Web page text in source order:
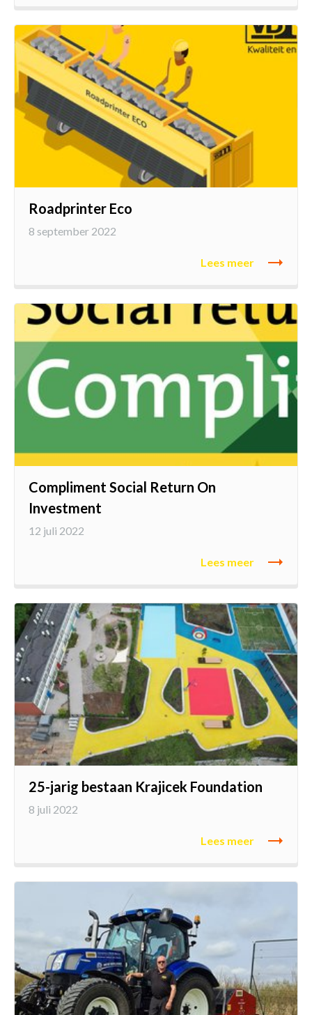
Roadprinter Eco
8 september 2022
Lees meer
Compliment Social Return On
Investment
12 juli 2022
Lees meer
25-jarig bestaan Krajicek Foundation
8 juli 2022
Lees meer